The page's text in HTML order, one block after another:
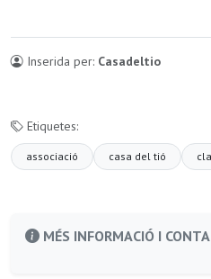
Inserida per: Casadeltio
Etiquetes:
associació casa del tió
MÉS INFORMACIÓ I